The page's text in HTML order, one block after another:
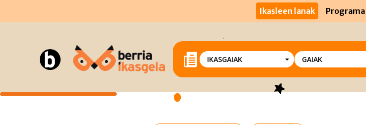
Ikasleen lanak
IKASGAIAK GAIAK